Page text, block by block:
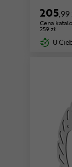
205,99
Cena
259 zł
U